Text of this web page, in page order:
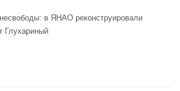
в ЯНАО реконструировали
Глухариный